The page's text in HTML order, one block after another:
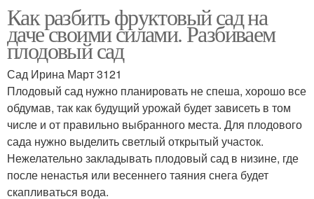
Как разбить фруктовый сад на
даче своими силами. Разбиваем
плодовый сад
Сад Ирина Март 3121
Плодовый сад нужно планировать не спеша, хорошо все
обдумав, так как будущий урожай будет зависеть в том
числе и от правильно выбранного места. Для плодового
сада нужно выделить светлый открытый участок.
Нежелательно закладывать плодовый сад в низине, где
после ненастья или весеннего таяния снега будет
скапливаться вода.